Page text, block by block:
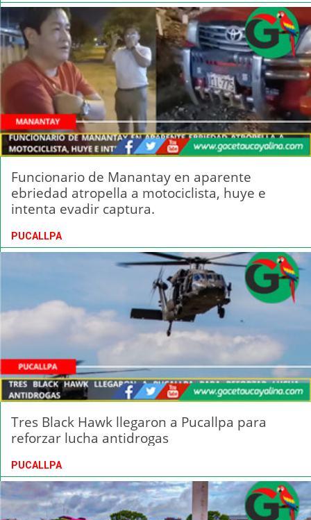
Funcionario de Manantay en aparente
ebriedad atropella a motociclista, huye e
intenta evadir captura.
PUCALLPA
Tres Black Hawk llegaron a Pucallpa para
reforzar lucha antidrogas
PUCALLPA